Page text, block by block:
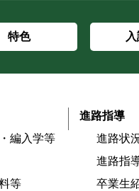
特色
編入学等
等
進路指導
進路状
進路指
卒業生